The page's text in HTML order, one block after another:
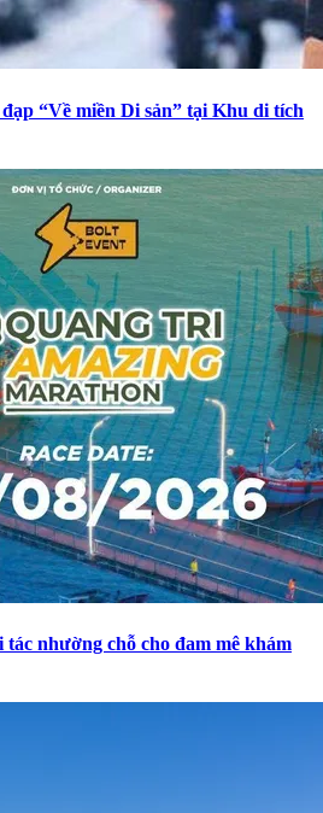
“Về miền Di sản” tại Khu di tích
nhường chỗ cho đam mê khám